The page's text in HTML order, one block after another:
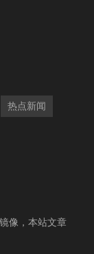
热点新闻
像，本站文章